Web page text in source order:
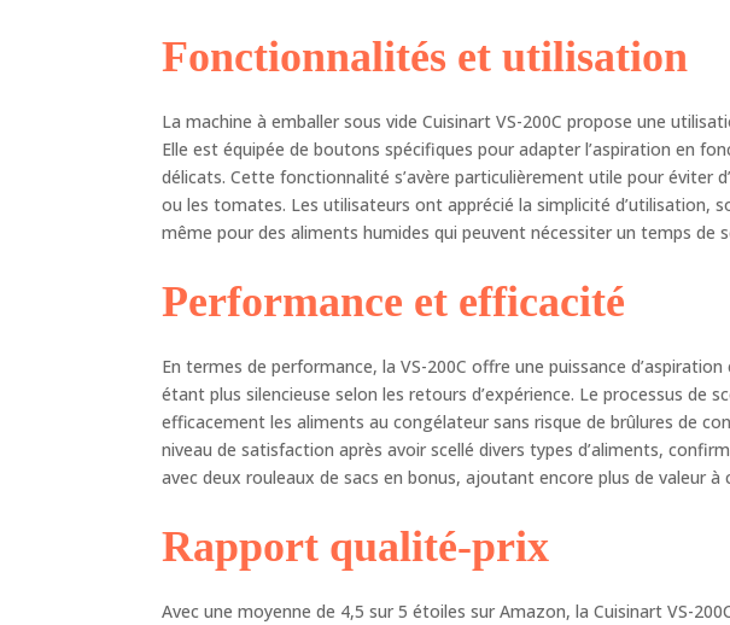
Fonctionnalités et utilisation
La machine à emballer sous vide Cuisinart VS-200C propose une
Elle est équipée de boutons spécifiques pour adapter l’aspiration en
délicats. Cette fonctionnalité s’avère particulièrement utile pour éviter
ou les tomates. Les utilisateurs ont apprécié la simplicité d’utilisation,
même pour des aliments humides qui peuvent nécessiter un temps de
Performance et efficacité
En termes de performance, la VS-200C offre une puissance
étant plus silencieuse selon les retours d’expérience. Le processus de
efficacement les aliments au congélateur sans risque de brûlures de
niveau de satisfaction après avoir scellé divers types d’aliments,
avec deux rouleaux de sacs en bonus, ajoutant encore plus de valeur à
Rapport qualité-prix
Avec une moyenne de 4,5 sur 5 étoiles sur Amazon, la Cuisinart VS-